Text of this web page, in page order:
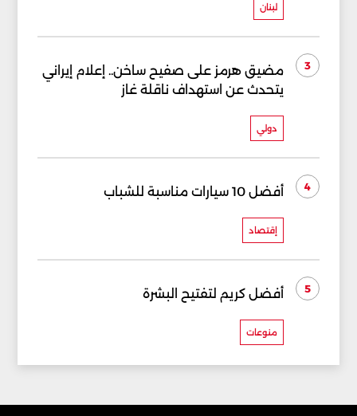
لبنان
3
مضيق هرمز على صفيح ساخن.. إعلام إيراني
يتحدث عن استهداف ناقلة غاز
دولي
4 أفضل 10 سيارات مناسبة للشباب
إقتصاد
5 أفضل كريم لتفتيح البشرة
منوعات